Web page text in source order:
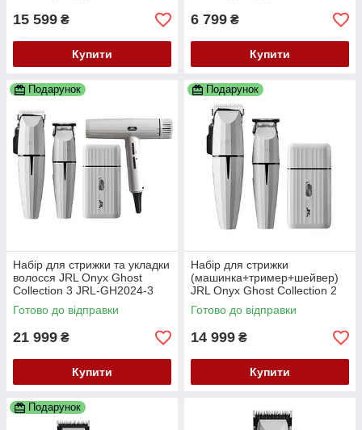
15 599 ₴
Купити
6 799 ₴
Купити
Подарунок
Набір для стрижки та укладки
волосся JRL Onyx Ghost
Collection 3 JRL-GH2024-3
Готово до відправки
21 999 ₴
Купити
Подарунок
Набір для стрижки
(машинка+тример+шейвер)
JRL Onyx Ghost Collection 2
JRL-GH2024-2
Готово до відправки
14 999 ₴
Купити
Подарунок